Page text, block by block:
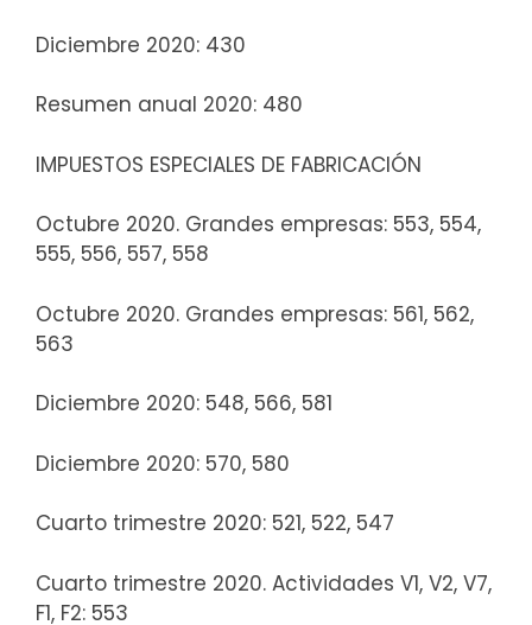
Diciembre 2020: 430
Resumen anual 2020: 480
IMPUESTOS ESPECIALES DE FABRICACIÓN
Octubre 2020. Grandes empresas: 553, 554,
555, 556, 557, 558
Octubre 2020. Grandes empresas: 561, 562,
563
Diciembre 2020: 548, 566, 581
Diciembre 2020: 570, 580
Cuarto trimestre 2020: 521, 522, 547
Cuarto trimestre 2020. Actividades V1, V2, V7,
F1, F2: 553